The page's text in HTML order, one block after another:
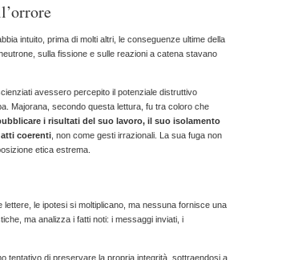
intuito, prima di molti altri, le conseguenze ultime della
sulla fissione e sulle reazioni a catena stavano
avessero percepito il potenziale distruttivo
Majorana, secondo questa lettura, fu tra coloro che
i risultati del suo lavoro, il suo isolamento
coerenti , non come gesti irrazionali. La sua fuga non
etica estrema.
le ipotesi si moltiplicano, ma nessuna fornisce una
ma analizza i fatti noti: i messaggi inviati, i
tentativo di preservare la propria integrità, sottraendosi a